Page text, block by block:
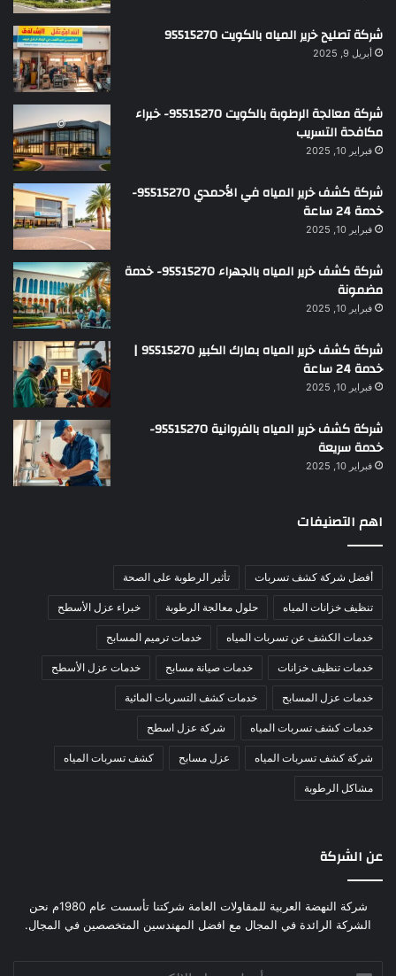
شركة تصليح خرير المياه بالكويت 95515270
أبريل 9, 2025
شركة معالجة الرطوبة بالكويت 95515270- خبراء
مكافحة التسريب
فبراير 10, 2025
شركة كشف خرير المياه في الأحمدي 95515270-
خدمة 24 ساعة
فبراير 10, 2025
شركة كشف خرير المياه بالجهراء 95515270- خدمة
مضمونة
فبراير 10, 2025
شركة كشف خرير المياه بمارك الكبير 95515270 |
خدمة 24 ساعة
فبراير 10, 2025
شركة كشف خرير المياه بالفروانية 95515270-
خدمة سريعة
فبراير 10, 2025
اهم التصنيفات
أفضل شركة كشف تسربات تأثير الرطوبة على الصحة
تنظيف خزانات المياه حلول معالجة الرطوبة خبراء عزل الأسطح
خدمات الكشف عن تسربات المياه خدمات ترميم المسابح
خدمات تنظيف خزانات خدمات صيانة مسابح خدمات عزل الأسطح
خدمات عزل المسابح خدمات كشف التسربات المائية
خدمات كشف تسربات المياه شركة عزل اسطح
شركة كشف تسربات المياه عزل مسابح كشف تسربات المياه
مشاكل الرطوبة
عن الشركة
شركة النهضة العربية للمقاولات العامة شركتنا تأسست عام 1980م نحن
الشركة الرائدة في المجال مع افضل المهندسين المتخصصين في المجال.